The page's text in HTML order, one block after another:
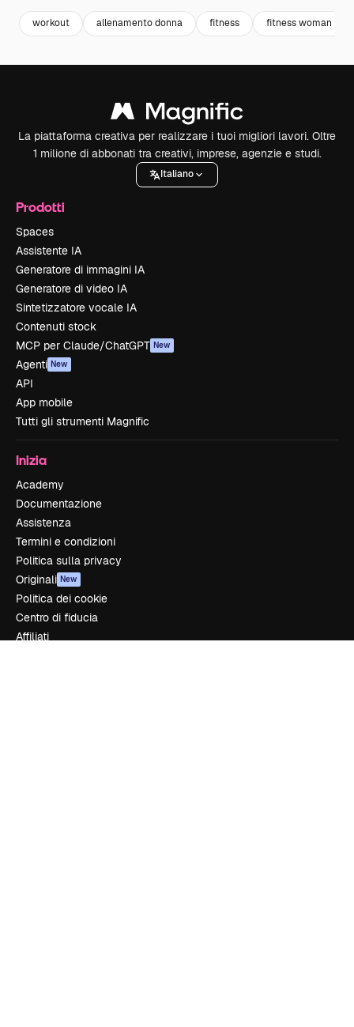
workout allenamento donna fitness fitness woman
La piattaforma creativa per realizzare i tuoi migliori lavori. Oltre
1 milione di abbonati tra creativi, imprese, agenzie e studi.
Italiano
Prodotti
Spaces
Assistente IA
Generatore di immagini IA
Generatore di video IA
Sintetizzatore vocale IA
Contenuti stock
MCP per Claude/ChatGPT New
Agenti New
API
App mobile
Tutti gli strumenti Magnific
Inizia
Academy
Documentazione
Assistenza
Termini e condizioni
Politica sulla privacy
Originali New
Politica dei cookie
Centro di fiducia
Affiliati